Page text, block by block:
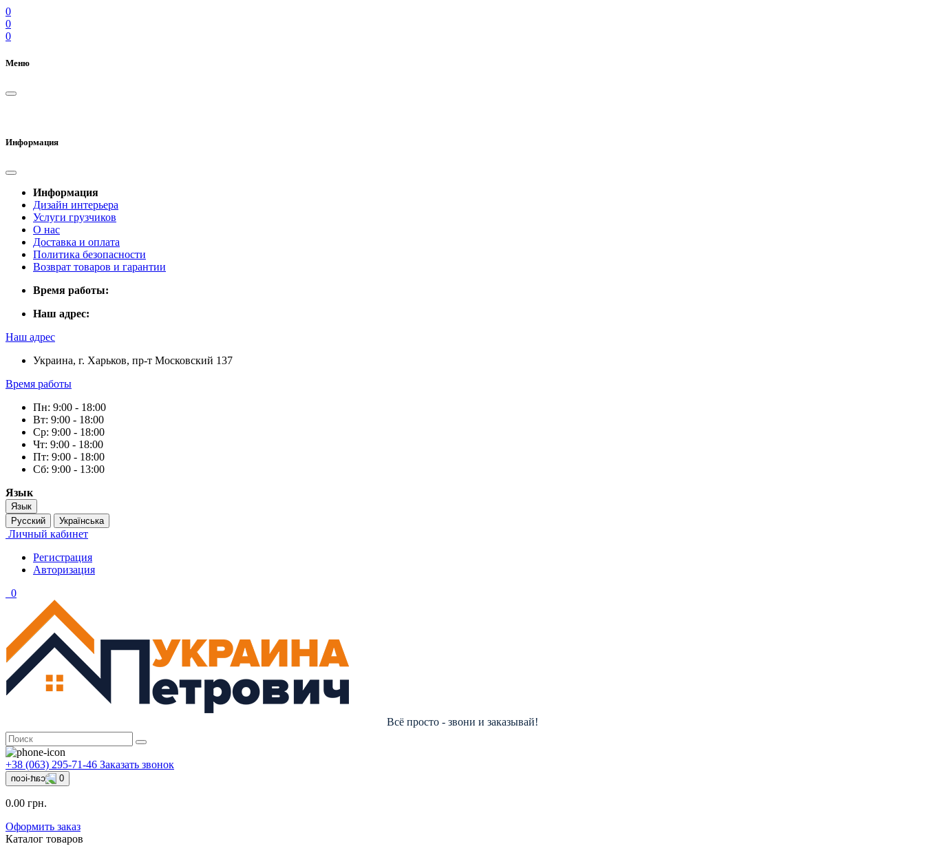
0
0
0
Меню
Информация
Информация
Дизайн интерьера
Услуги грузчиков
О нас
Доставка и оплата
Политика безопасности
Возврат товаров и гарантии
Время работы:
Наш адрес:
Наш адрес
Украина, г. Харьков, пр-т Московский 137
Время работы
Пн: 9:00 - 18:00
Вт: 9:00 - 18:00
Ср: 9:00 - 18:00
Чт: 9:00 - 18:00
Пт: 9:00 - 18:00
Сб: 9:00 - 13:00
Язык
Язык
Русский
Українська
Личный кабинет
Регистрация
Авторизация
0
Всё просто - звони и заказывай!
+38 (063) 295-71-46 Заказать звонок
0
0.00 грн.
Оформить заказ
Каталог товаров